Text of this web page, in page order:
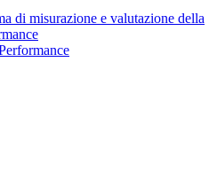
di misurazione e valutazione della